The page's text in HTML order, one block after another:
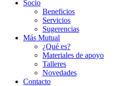
Socio
Beneficios
Servicios
Sugerencias
Más Mutual
¿Qué es?
Materiales de apoyo
Talleres
Novedades
Contacto